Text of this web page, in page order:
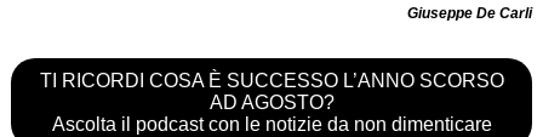
Giuseppe De Carli
TI RICORDI COSA È SUCCESSO L’ANNO SCORSO
AD AGOSTO?
Ascolta il podcast con le notizie da non dimenticare